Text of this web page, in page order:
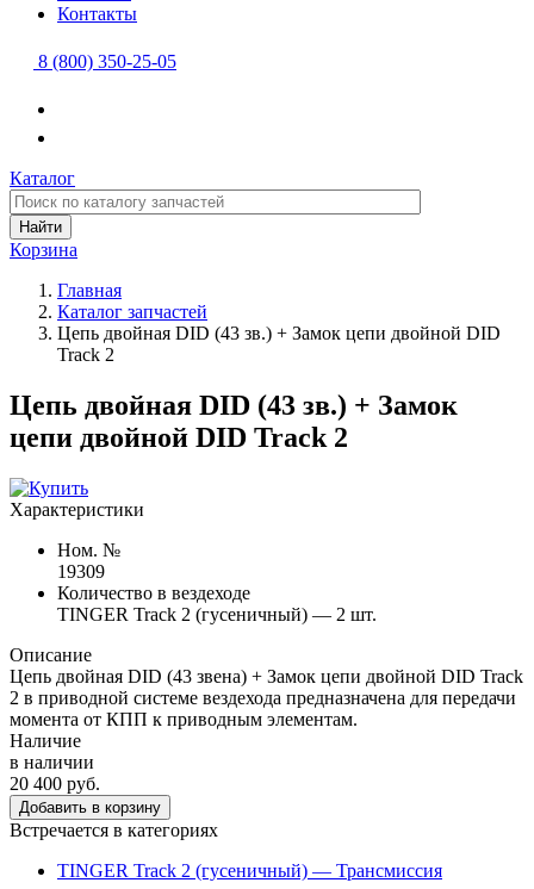
Контакты
8 (800) 350-25-05
Каталог
Найти
Корзина
Главная
Каталог запчастей
Цепь двойная DID (43 зв.) + Замок цепи двойной DID
Track 2
Цепь двойная DID (43 зв.) + Замок
цепи двойной DID Track 2
Характеристики
Ном. №
19309
Количество в вездеходе
TINGER Track 2 (гусеничный) — 2 шт.
Описание
Цепь двойная DID (43 звена) + Замок цепи двойной DID Track
2 в приводной системе вездехода предназначена для передачи
момента от КПП к приводным элементам.
Наличие
в наличии
20 400 руб.
Добавить в корзину
Встречается в категориях
TINGER Track 2 (гусеничный) — Трансмиссия